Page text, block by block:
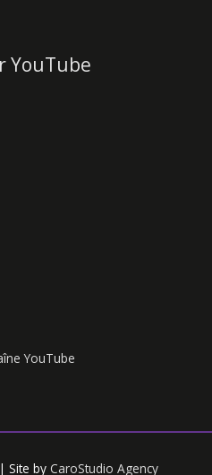
YouTube
YouTube
Site by CaroStudio Agency